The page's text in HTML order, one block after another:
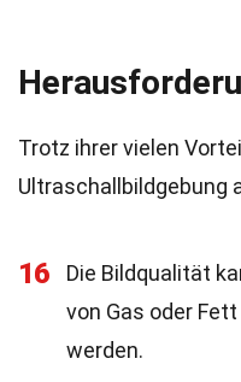
Trotz ihrer vielen
Ultraschallbildgebung
16
Die Bildqualität
von Gas oder
werden.